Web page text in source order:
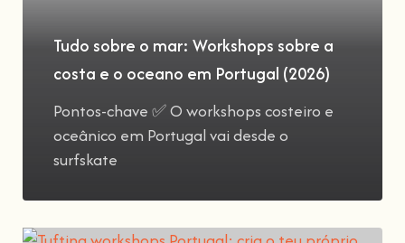
Tudo sobre o mar: Workshops sobre a
costa e o oceano em Portugal (2026)
Pontos-chave ✅ O workshops costeiro e
oceânico em Portugal vai desde o
surfskate